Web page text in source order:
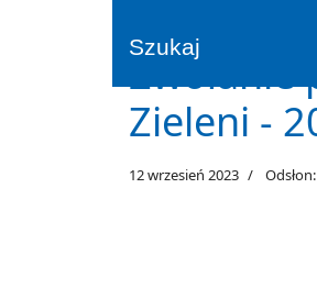
Szukaj
Głowna
Zieleni -
12 wrzesień 2023